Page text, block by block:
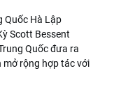
Quốc Hà Lập
Scott Bessent
Quốc đưa ra
rộng hợp tác với